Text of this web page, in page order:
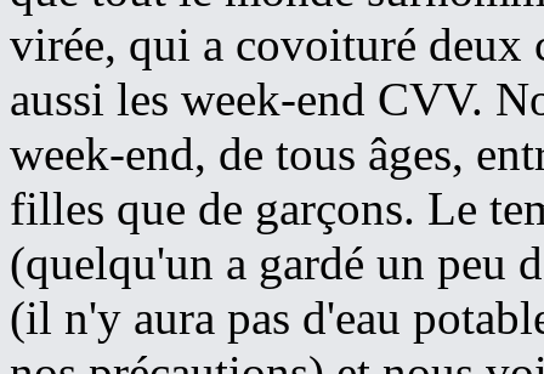
virée, qui a covoituré deux
aussi les week-end CVV.
week-end, de tous âges,
filles que de garçons. Le
(quelqu'un a gardé un peu
(il n'y aura pas d'eau